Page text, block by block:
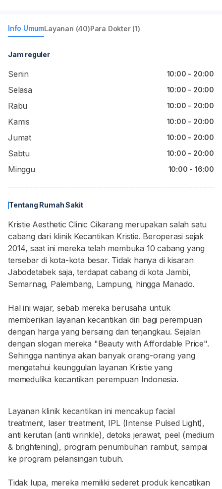
Info UmumLayanan (40)Para Dokter (1)
Jam reguler
Senin 10:00 - 20:00
Selasa 10:00 - 20:00
Rabu 10:00 - 20:00
Kamis 10:00 - 20:00
Jumat 10:00 - 20:00
Sabtu 10:00 - 20:00
Minggu 10:00 - 16:00
Tentang Rumah Sakit
Kristie Aesthetic Clinic Cikarang merupakan salah satu
cabang dari klinik Kecantikan Kristie. Beroperasi sejak
2014, saat ini mereka telah membuka 10 cabang yang
tersebar di kota-kota besar. Tidak hanya di kisaran
Jabodetabek saja, terdapat cabang di kota Jambi,
Semarnag, Palembang, Lampung, hingga Manado.
Hal ini wajar, sebab mereka berusaha untuk
memberikan layanan kecantikan diri bagi perempuan
dengan harga yang bersaing dan terjangkau. Sejalan
dengan slogan mereka "Beauty with Affordable Price".
Sehingga nantinya akan banyak orang-orang yang
mengetahui keunggulan layanan Kristie yang
memedulika kecantikan perempuan Indonesia.
Layanan klinik kecantikan ini mencakup facial
treatment, laser treatment, IPL (Intense Pulsed Light),
anti kerutan (anti wrinkle), detoks jerawat, peel (medium
& brightening), program penumbuhan rambut, sampai
ke program pelansingan tubuh.
Tidak lupa, mereka memiliki sederet produk kencatikan